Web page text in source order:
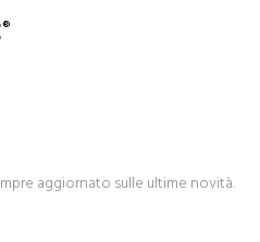
aggiornato sulle ultime novità.